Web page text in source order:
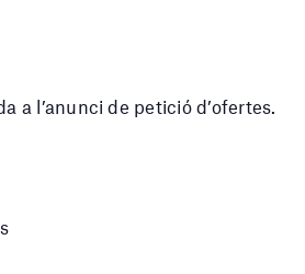
a l’anunci de petició d’ofertes.